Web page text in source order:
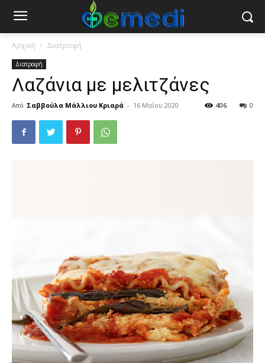
Αρχική Διατροφή
Διατροφή
Λαζάνια με μελιτζάνες
Από Σαββούλα Μάλλιου Κριαρά - 16 Μαΐου 2020 0
406